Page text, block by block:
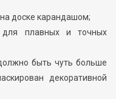
доске карандашом;
для плавных и точных
быть чуть больше
декоративной